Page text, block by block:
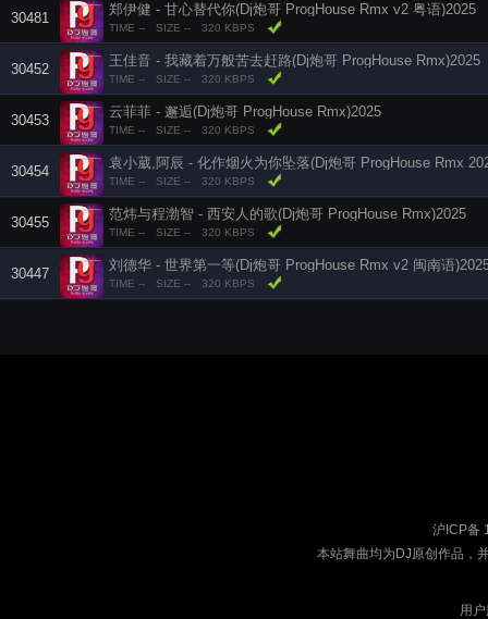
30481
郑伊健 - 甘心替代你(Dj炮哥 ProgHouse Rmx v2 粤语)2025
TIME -- SIZE -- 320 KBPS
30452
王佳音 - 我藏着万般苦去赶路(Dj炮哥 ProgHouse Rmx)2025
TIME -- SIZE -- 320 KBPS
30453
云菲菲 - 邂逅(Dj炮哥 ProgHouse Rmx)2025
TIME -- SIZE -- 320 KBPS
30454
袁小葳,阿辰 - 化作烟火为你坠落(Dj炮哥 ProgHouse Rmx
TIME -- SIZE -- 320 KBPS
30455
范炜与程渤智 - 西安人的歌(Dj炮哥 ProgHouse Rmx)2025
TIME -- SIZE -- 320 KBPS
30447
刘德华 - 世界第一等(Dj炮哥 ProgHouse Rmx v2 闽南语
TIME -- SIZE -- 320 KBPS
沪ICP备
本站舞曲均为DJ原创作品，
用